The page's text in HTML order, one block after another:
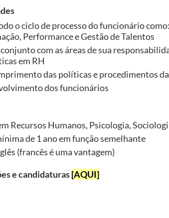
o ciclo de processo do funcionário
Performance e Gestão de Talentos
com as áreas de sua
em RH
das políticas e procedimentos
dos funcionários
Recursos Humanos, Psicologia,
de 1 ano em função semelhante
(francês é uma vantagem)
e candidaturas[AQUI]